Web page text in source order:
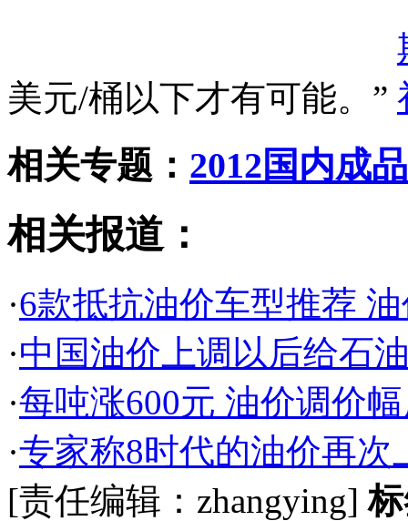
美元/桶以下才有可能。”
相关专题： 2012国内成
相关报道：
·6款抵抗油价车型推荐
·中国油价上调以后给石
·每吨涨600元 油价调价
·专家称8时代的油价再次
[责任编辑：zhangying]